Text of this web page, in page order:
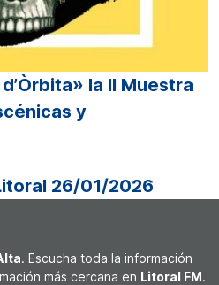
la II Muestra
y
26/01/2026
. Escucha toda la información
más cercana en Litoral FM.